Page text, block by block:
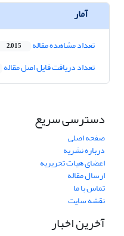
آمار
تعداد مشاهده مقاله 2,015
تعداد دریافت فایل اصل مقاله
دسترسی سریع
صفحه اصلی
درباره نشریه
اعضای هیات تحریریه
ارسال مقاله
تماس با ما
نقشه سایت
آخرین اخبار